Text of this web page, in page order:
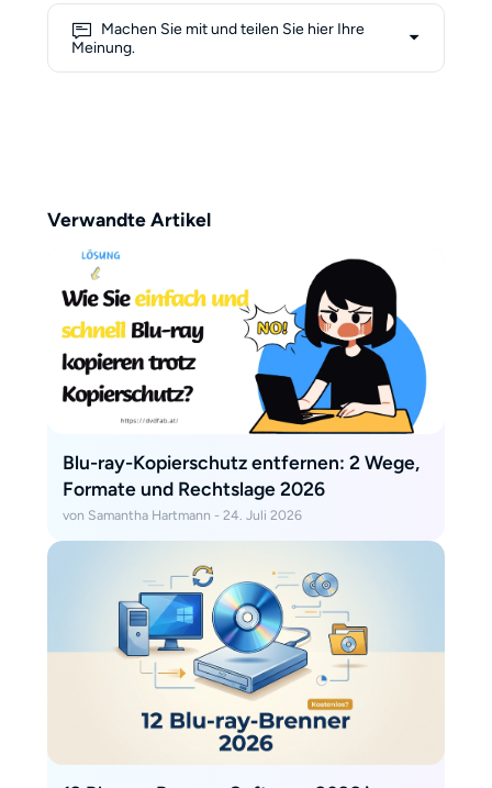
und dutzende Fachartikel sowie
wirklich, und lohnt es sich? „Ich
klare Infos, ehrliche
Einschätzungen und keine
Zeitverschwendung.“
Machen Sie mit und teilen Sie hier Ihre
Meinung.
Verwandte Artikel
Blu-ray-Kopierschutz entfernen: 2 Wege,
Formate und Rechtslage 2026
von Samantha Hartmann - 24. Juli 2026